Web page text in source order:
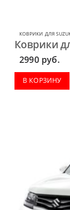
КОВРИКИ ДЛЯ
Коврики
2990 руб.
В КОРЗИНУ